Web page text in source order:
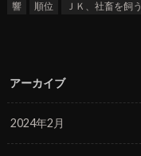
響
順位 ＪＫ、社畜を飼う
アーカイブ
2024年2月